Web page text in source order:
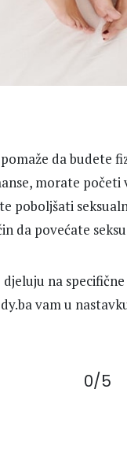
da budete
morate početi
poboljšati
da povećate
na
vam u
0/5